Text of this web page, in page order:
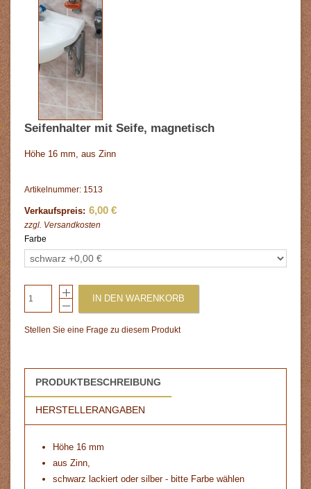
Seifenhalter mit Seife, magnetisch
Höhe 16 mm, aus Zinn
Artikelnummer: 1513
Verkaufspreis: 6,00 €
zzgl. Versandkosten
Farbe
IN DEN WARENKORB
Stellen Sie eine Frage zu diesem Produkt
PRODUKTBESCHREIBUNG
HERSTELLERANGABEN
Höhe 16 mm
aus Zinn,
schwarz lackiert oder silber - bitte Farbe wählen